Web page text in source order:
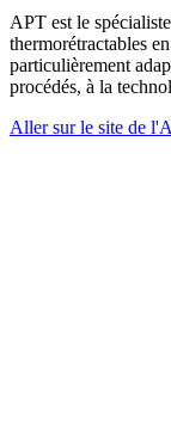
APT est le
thermorétractables
particulièrement
procédés, à la
Aller sur le site de